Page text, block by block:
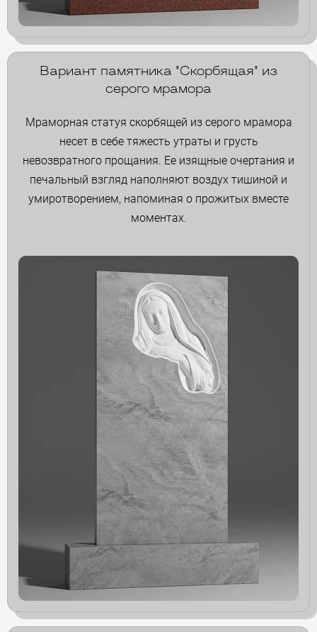
Вариант памятника "Скорбящая" из
серого мрамора
Мраморная статуя скорбящей из серого мрамора
несет в себе тяжесть утраты и грусть
невозвратного прощания. Ее изящные очертания и
печальный взгляд наполняют воздух тишиной и
умиротворением, напоминая о прожитых вместе
моментах.